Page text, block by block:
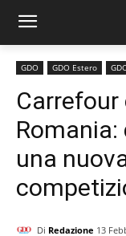
GDO GDO Estero
Carrefour
Romania:
una
Di Redazione 13